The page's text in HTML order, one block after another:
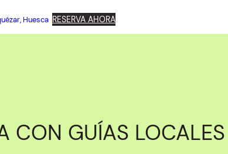
Huesca RESERVA AHORA
CON GUÍAS LOCALES